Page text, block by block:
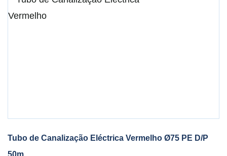
Tubo de Canalização Eléctrica Vermelho Ø75 PE D/P
50m